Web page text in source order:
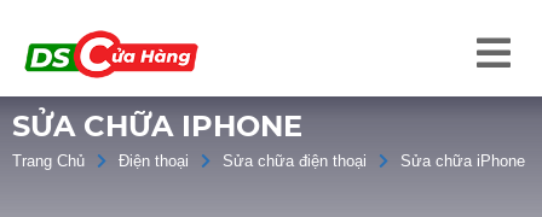
SỬA CHỮA IPHONE
Trang Chủ Điện thoại Sửa chữa điện thoại Sửa chữa iPhone